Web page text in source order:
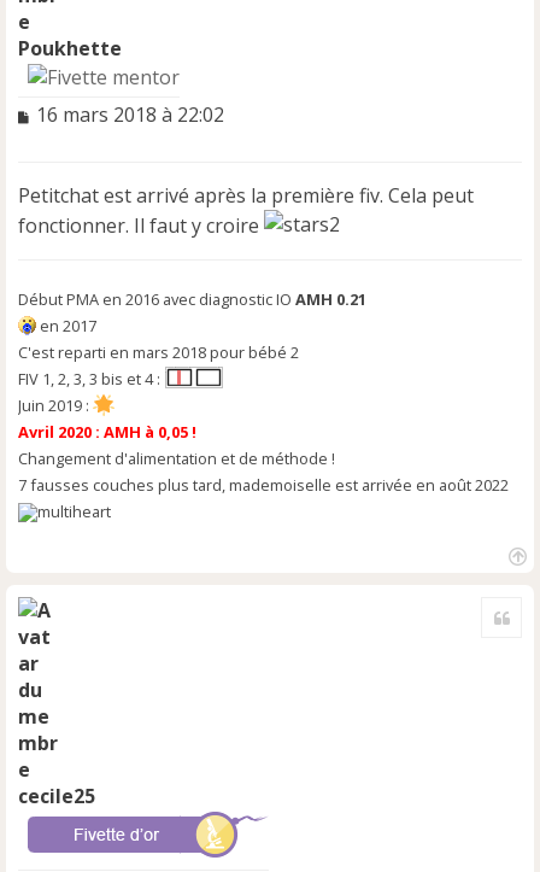
Poukhette
M
a
g
o
n
u
16 mars 2018 à 22:02
Petitchat est arrivé après la première fiv. Cela peut
fonctionner. Il faut y croire
Début PMA en 2016 avec diagnostic IO AMH 0.21
en 2017
C'est reparti en mars 2018 pour bébé 2
FIV 1, 2, 3, 3 bis et 4 :
Juin 2019 :
Avril 2020 : AMH à 0,05 !
Changement d'alimentation et de méthode !
7 fausses couches plus tard, mademoiselle est arrivée en août 2022
cecile25